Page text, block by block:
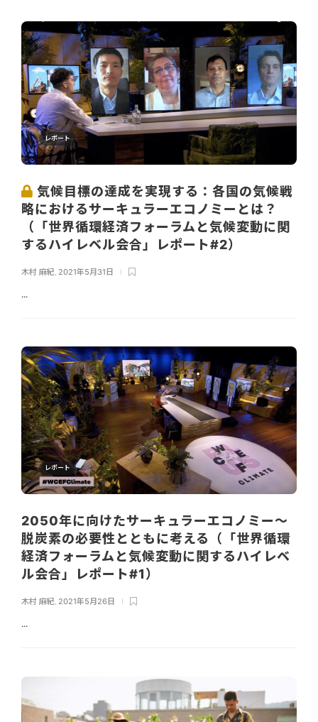
レポート
気候目標の達成を実現する：各国の気候戦
略におけるサーキュラーエコノミーとは？
（「世界循環経済フォーラムと気候変動に関
するハイレベル会合」レポート#2）
木村 麻紀 2021年5月31日
...
レポート
2050年に向けたサーキュラーエコノミー～
脱炭素の必要性とともに考える（「世界循環
経済フォーラムと気候変動に関するハイレベ
ル会合」レポート#1）
木村 麻紀 2021年5月26日
...